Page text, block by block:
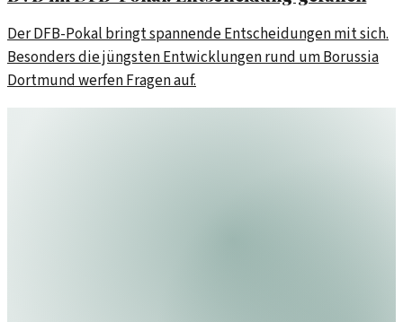
Der DFB-Pokal bringt spannende Entscheidungen mit sich.
Besonders die jüngsten Entwicklungen rund um Borussia
Dortmund werfen Fragen auf.